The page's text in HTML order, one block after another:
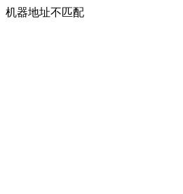
机器地址不匹配